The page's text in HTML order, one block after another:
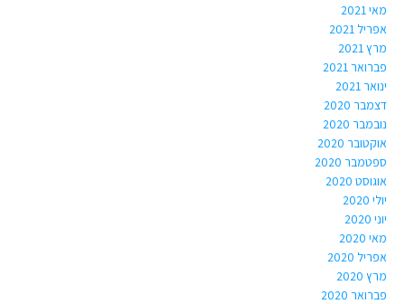
מאי 2021
אפריל 2021
מרץ 2021
פברואר 2021
ינואר 2021
דצמבר 2020
נובמבר 2020
אוקטובר 2020
ספטמבר 2020
אוגוסט 2020
יולי 2020
יוני 2020
מאי 2020
אפריל 2020
מרץ 2020
פברואר 2020